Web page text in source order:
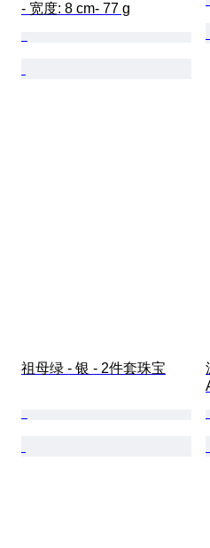
- 宽度: 8 cm- 77 g
祖母绿 - 银 - 2件套珠宝